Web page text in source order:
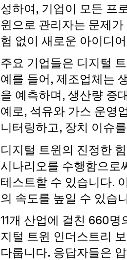
성하여, 기업이 모든 프
윈으로 관리자는 문제
험 없이 새로운 아이디
주요 기업들은 디지털
예를 들어, 제조업체는
을 예측하며, 생산량 증
예로, 석유와 가스 운영
니터링하고, 장치 이슈
디지털 트윈의 진정한
시나리오를 수행함으로
테스트할 수 있습니다.
의 속도를 높일 수 있습
11개 산업에 걸친 660명
지털 트윈 인더스트리
다룹니다. 응답자들은